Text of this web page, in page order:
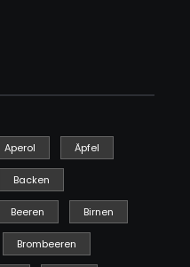
Aperol Äpfel
Backen
Beeren Birnen
Brombeeren